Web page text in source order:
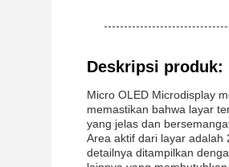
Deskripsi produk:
Micro OLED Microdisplay
memastikan bahwa layar
yang jelas dan
Area aktif dari layar adalah
detailnya ditampilkan